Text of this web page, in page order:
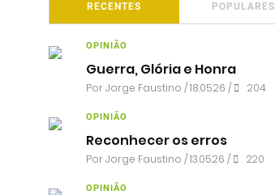
RECENTES POPULARES
OPINIÃO
Guerra, Glória e Honra
PorJorge Faustino / 18.05.26 / 204
OPINIÃO
Reconhecer os erros
PorJorge Faustino / 13.05.26 / 220
OPINIÃO